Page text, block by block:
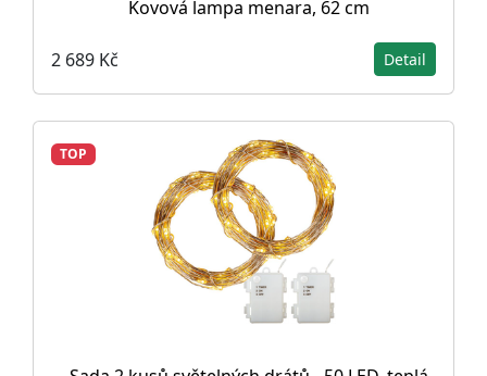
Kovová lampa menara, 62 cm
2 689 Kč Detail
TOP